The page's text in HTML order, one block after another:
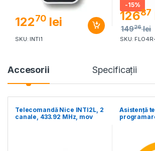
12270 lei
SKU: INTI1
-15%
12687
14926 lei
SKU:
Accesorii Specificaţii
Telecomandă Nice INTI2L, 2
canale, 433.92 MHz, mov
Asistență